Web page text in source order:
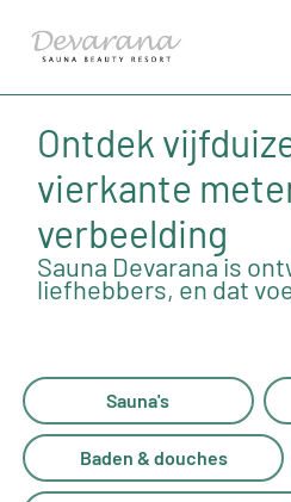
Ontdek
vierkante
verbeelding
Sauna Devarana is
liefhebbers, en dat
Sauna's
Baden & douches